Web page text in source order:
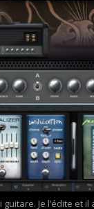
guitare. Je l’édite et